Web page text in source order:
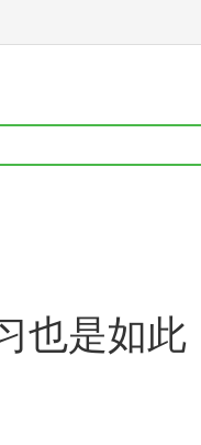
也是如此